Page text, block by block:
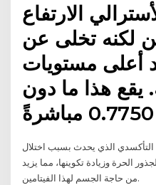
الارتفاع
لكنه تخلى عن
أعلى مستويات
هذا ما دون
التأكسدي الذي يحدث بسبب اختلال
الحرة وزيادة تكوينها، مما يزيد
من حاجة الجسم لهذا الفيتامين.